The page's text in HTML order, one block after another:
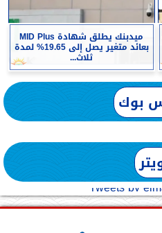
ميدبنك يطلق شهادة MID Plus
بعائد متغير يصل إلى 19.65% لمدة
ثلاث...
بوك
Tweets by